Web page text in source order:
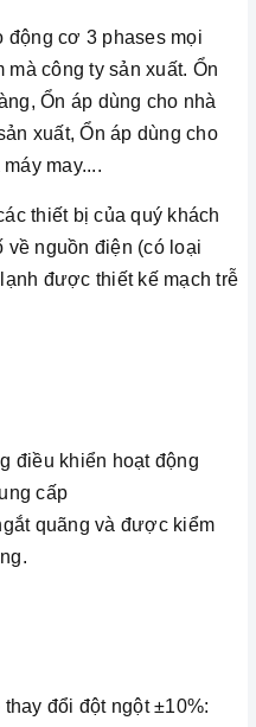
động cơ 3 phases mọi
công ty sản xuất. Ổn
Ổn áp dùng cho nhà
xuất, Ổn áp dùng cho
may....
thiết bị của quý khách
về nguồn điện (có loại
được thiết kế mạch trễ
điều khiển hoạt động
cấp
quãng và được kiểm
đổi đột ngột ±10%: